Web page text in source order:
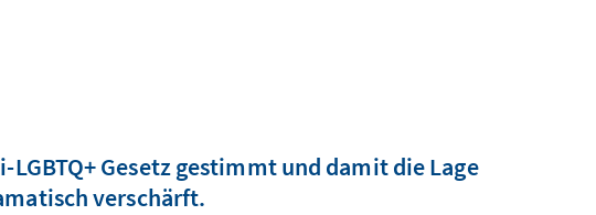
Gesetz gestimmt und damit die Lage
verschärft.